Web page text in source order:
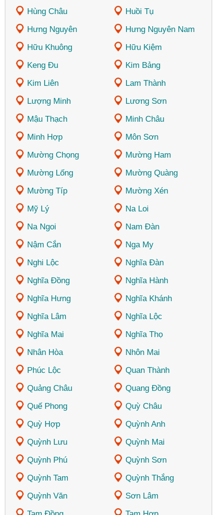
Hùng Châu
Huồi Tụ
Hưng Nguyên
Hưng Nguyên Nam
Hữu Khuông
Hữu Kiệm
Keng Đu
Kim Bảng
Kim Liên
Lam Thành
Lượng Minh
Lương Sơn
Mậu Thạch
Minh Châu
Minh Hợp
Môn Sơn
Mường Chọng
Mường Ham
Mường Lống
Mường Quàng
Mường Típ
Mường Xén
Mỹ Lý
Na Loi
Na Ngoi
Nam Đàn
Nậm Cắn
Nga My
Nghi Lộc
Nghĩa Đàn
Nghĩa Đồng
Nghĩa Hành
Nghĩa Hưng
Nghĩa Khánh
Nghĩa Lâm
Nghĩa Lộc
Nghĩa Mai
Nghĩa Thọ
Nhân Hòa
Nhôn Mai
Phúc Lộc
Quan Thành
Quảng Châu
Quang Đồng
Quế Phong
Quỳ Châu
Quỳ Hợp
Quỳnh Anh
Quỳnh Lưu
Quỳnh Mai
Quỳnh Phú
Quỳnh Sơn
Quỳnh Tam
Quỳnh Thắng
Quỳnh Văn
Sơn Lâm